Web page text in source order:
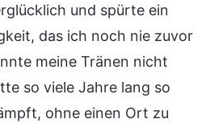
und spürte ein
das ich noch nie zuvor
meine Tränen nicht
so viele Jahre lang so
ohne einen Ort zu